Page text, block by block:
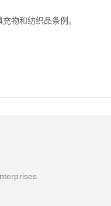
物和纺织品条例。